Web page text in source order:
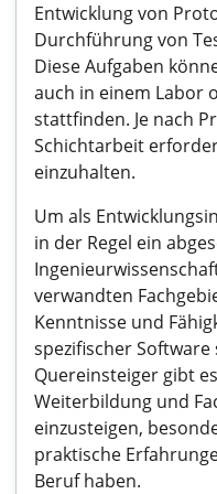
Entwicklung von
Durchführung von
Diese Aufgaben
auch in einem Labor
stattfinden. Je nach
Schichtarbeit
einzuhalten.
Um als
in der Regel ein
verwandten
Kenntnisse und
spezifischer
Quereinsteiger gibt
Weiterbildung und
einzusteigen,
praktische
Beruf haben.